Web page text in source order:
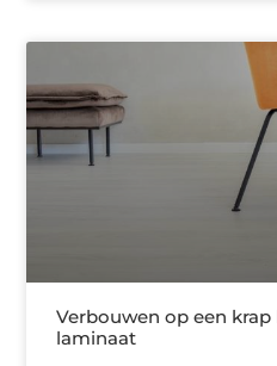
Verbouwen op een
laminaat